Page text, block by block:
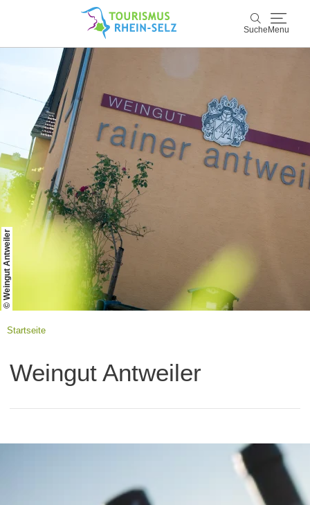
Suche Menu
Entdecken & Erleben
Wein & Genuss
Kultur & Events
Buchen & Service
© Weingut Antweiler
Startseite
Weingut Antweiler